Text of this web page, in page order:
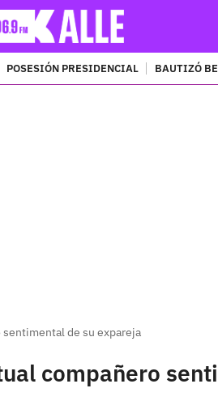
POSESIÓN PRESIDENCIAL BAUTIZÓ
sentimental de su expareja
compañero